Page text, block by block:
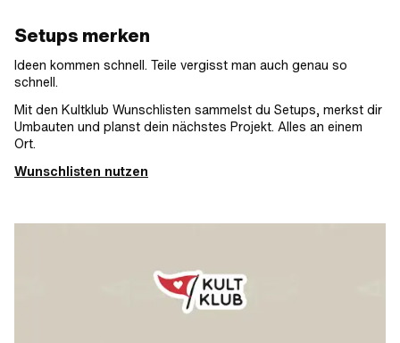
Setups merken
Ideen kommen schnell. Teile vergisst man auch genau so
schnell.
Mit den Kultklub Wunschlisten sammelst du Setups, merkst dir
Umbauten und planst dein nächstes Projekt. Alles an einem
Ort.
Wunschlisten nutzen